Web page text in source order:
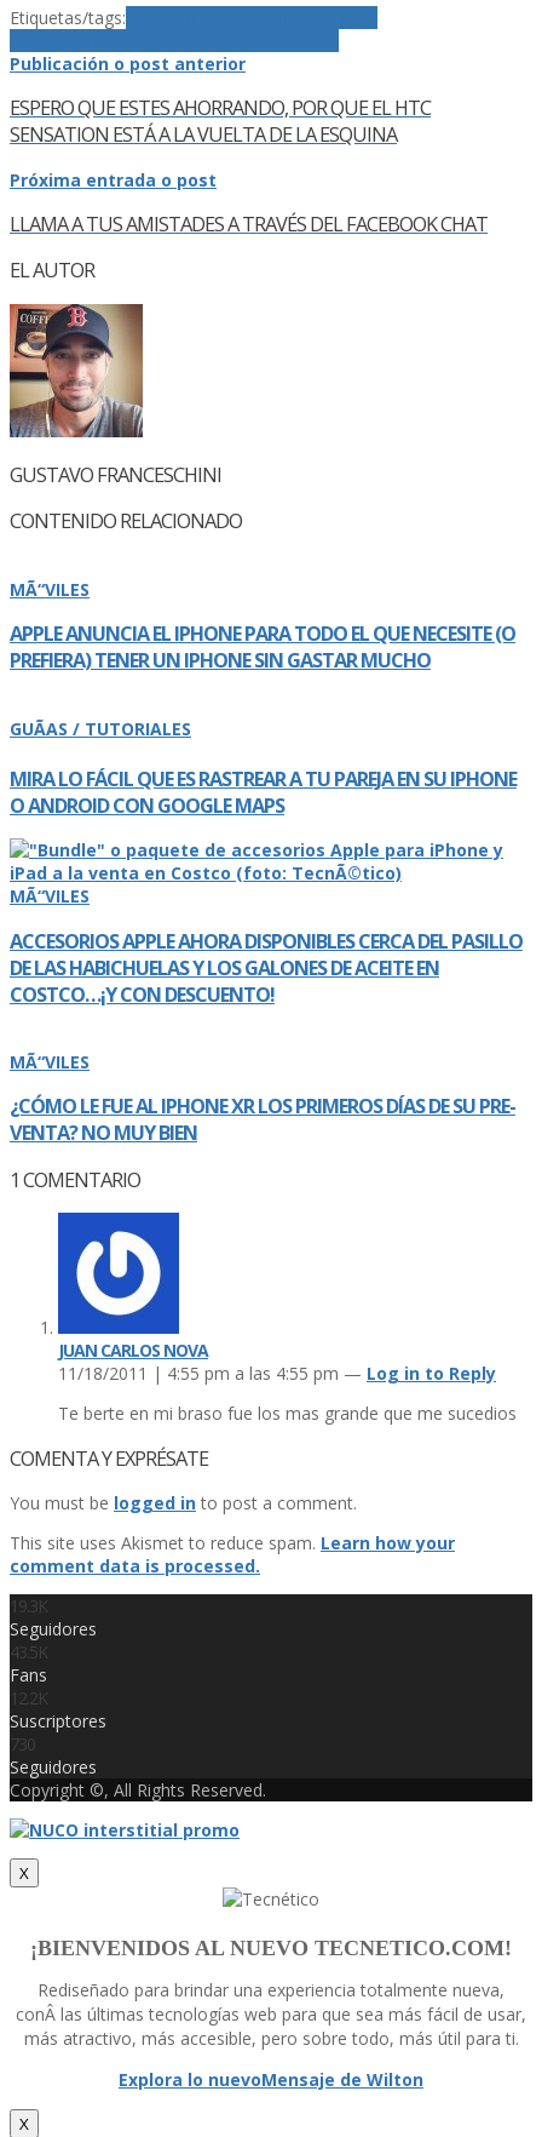
Etiquetas/tags:
Publicación o post anterior
ESPERO QUE ESTES AHORRANDO, POR QUE EL HTC
SENSATION ESTÁ A LA VUELTA DE LA ESQUINA
Próxima entrada o post
LLAMA A TUS AMISTADES A TRAVÉS DEL FACEBOOK CHAT
EL AUTOR
GUSTAVO FRANCESCHINI
CONTENIDO RELACIONADO
MÃ“VILES
APPLE ANUNCIA EL IPHONE PARA TODO EL QUE NECESITE (O
PREFIERA) TENER UN IPHONE SIN GASTAR MUCHO
GUÃAS / TUTORIALES
MIRA LO FÁCIL QUE ES RASTREAR A TU PAREJA EN SU IPHONE
O ANDROID CON GOOGLE MAPS
MÃ“VILES
ACCESORIOS APPLE AHORA DISPONIBLES CERCA DEL PASILLO
DE LAS HABICHUELAS Y LOS GALONES DE ACEITE EN
COSTCO…¡Y CON DESCUENTO!
MÃ“VILES
¿CÓMO LE FUE AL IPHONE XR LOS PRIMEROS DÍ­AS DE SU PRE-
VENTA? NO MUY BIEN
1 COMENTARIO
JUAN CARLOS NOVA
11/18/2011 | 4:55 pm a las 4:55 pm — Log in to Reply
Te berte en mi braso fue los mas grande que me sucedios
COMENTA Y EXPRÉSATE
You must be logged into post a comment.
This site uses Akismet to reduce spam. Learn how your
comment data is processed.
19.3K
Seguidores
43.5K
Fans
12.2K
Suscriptores
730
Seguidores
Copyright ©, All Rights Reserved.
X
¡BIENVENIDOS AL NUEVO TECNETICO.COM!
Rediseñado para brindar una experiencia totalmente nueva,
conÂ las últimas tecnologí­as web para que sea más fácil de usar,
más atractivo, más accesible, pero sobre todo, más útil para ti.
Explora lo nuevoMensaje de Wilton
X